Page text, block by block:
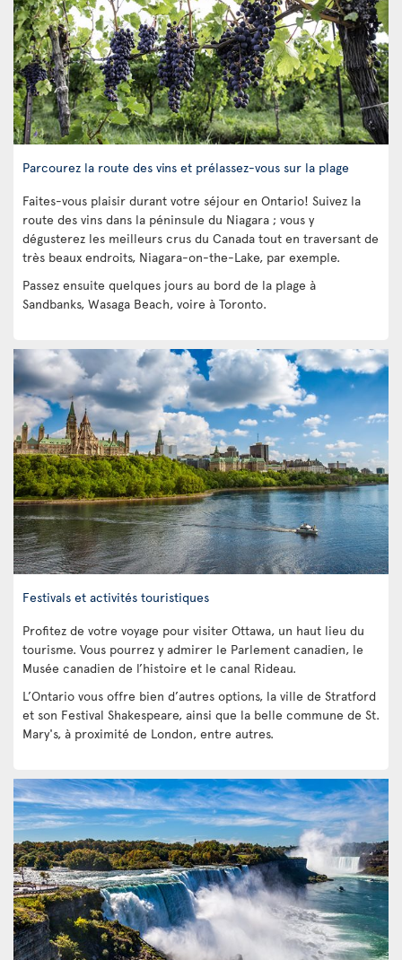
Parcourez la route des vins et prélassez-vous sur la plage
Faites-vous plaisir durant votre séjour en Ontario! Suivez la
route des vins dans la péninsule du Niagara ; vous y
dégusterez les meilleurs crus du Canada tout en traversant de
très beaux endroits, Niagara-on-the-Lake, par exemple.
Passez ensuite quelques jours au bord de la plage à
Sandbanks, Wasaga Beach, voire à Toronto.
Festivals et activités touristiques
Profitez de votre voyage pour visiter Ottawa, un haut lieu du
tourisme. Vous pourrez y admirer le Parlement canadien, le
Musée canadien de l’histoire et le canal Rideau.
L’Ontario vous offre bien d’autres options, la ville de Stratford
et son Festival Shakespeare, ainsi que la belle commune de St.
Mary's, à proximité de London, entre autres.